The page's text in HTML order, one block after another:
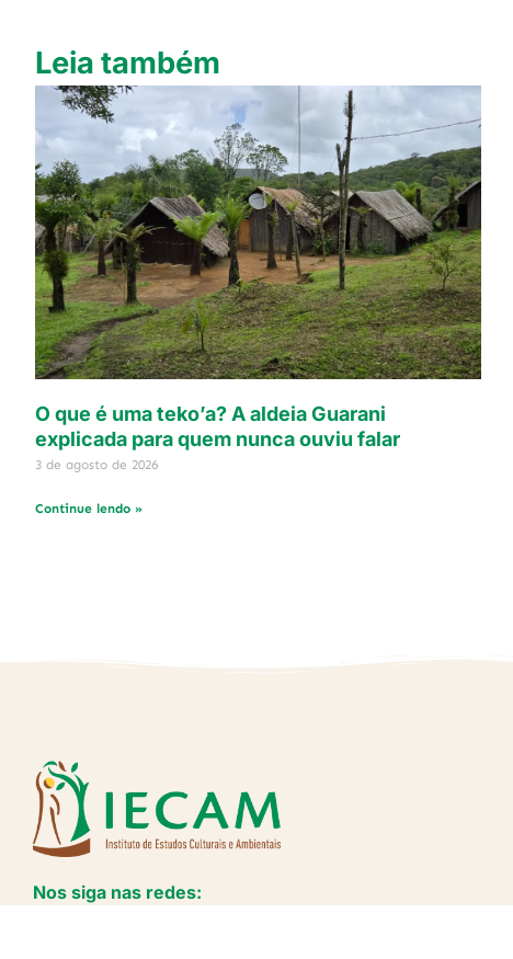
Leia também
O que é uma teko’a? A aldeia Guarani
explicada para quem nunca ouviu falar
3 de agosto de 2026
Continue lendo »
Nos siga nas redes: